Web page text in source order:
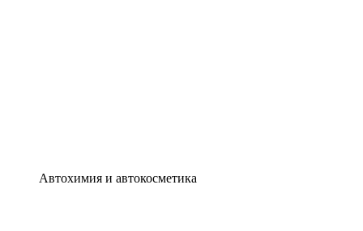
Автохимия и автокосметика